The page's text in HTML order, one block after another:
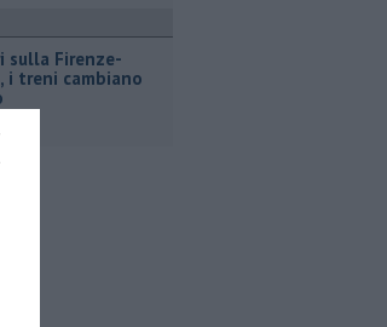
sulla Firenze-
i treni cambiano